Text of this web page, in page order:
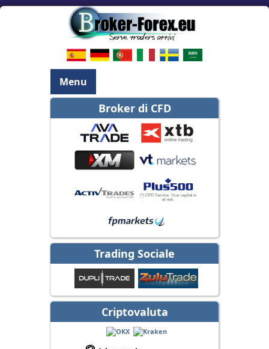
Menu
Broker di CFD
Trading Sociale
Criptovaluta